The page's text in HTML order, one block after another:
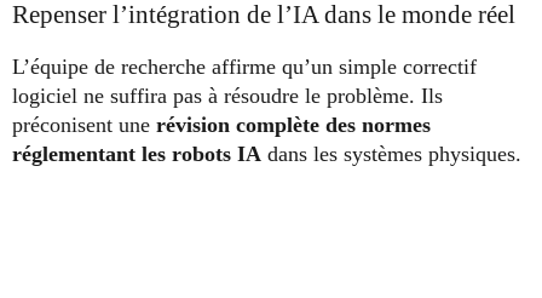
Repenser l’intégration de l’IA dans le monde réel
L’équipe de recherche affirme qu’un simple correctif
logiciel ne suffira pas à résoudre le problème. Ils
préconisent une révision complète des normes
réglementant les robots IA dans les systèmes physiques.